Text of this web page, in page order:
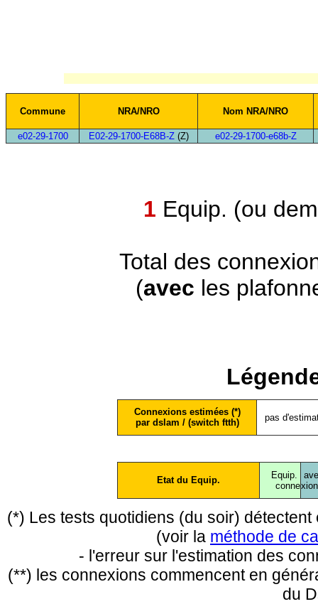
Commune NRA/NRO Nom NRA/NRO
e02-29-1700 E02-29-1700-E68B-Z(Z) e02-29-1700-e68b-Z
1 Equip. (ou
Total des
(avec les
Connexions estimées (*)
par dslam / (switch ftth)
pas
Etat du Equip.
Equip.
conne
(*) Les tests quotidiens (du soir)
(voir la méthode de
- l'erreur sur l'estimation des
(**) les connexions commencent en
du